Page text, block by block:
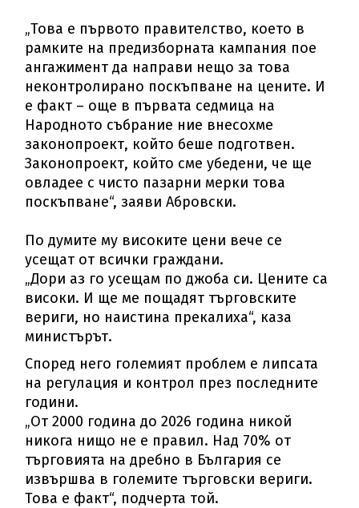
„Това е първото правителство, което в
рамките на предизборната кампания пое
ангажимент да направи нещо за това
неконтролирано поскъпване на цените. И
е факт – още в първата седмица на
Народното събрание ние внесохме
законопроект, който беше подготвен.
Законопроект, който сме убедени, че ще
овладее с чисто пазарни мерки това
поскъпване“, заяви Абровски.
По думите му високите цени вече се
усещат от всички граждани.
„Дори аз го усещам по джоба си. Цените са
високи. И ще ме пощадят търговските
вериги, но наистина прекалиха“, каза
министърът.
Според него големият проблем е липсата
на регулация и контрол през последните
години.
„От 2000 година до 2026 година никой
никога нищо не е правил. Над 70% от
търговията на дребно в България се
извършва в големите търговски вериги.
Това е факт“, подчерта той.